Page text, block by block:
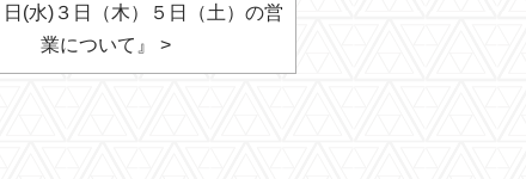
日(水)３日（木）５日（土）の営
業について』 >